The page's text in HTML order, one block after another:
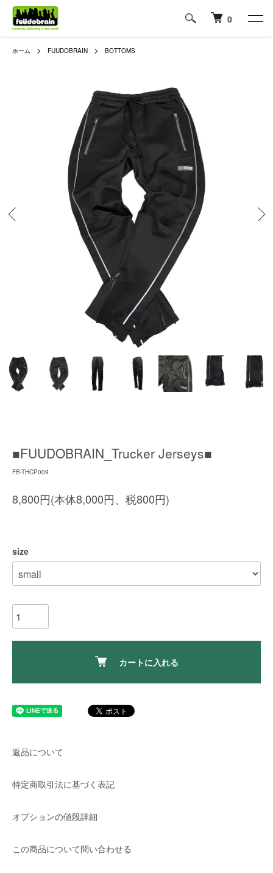
0
ホーム FUUDOBRAIN BOTTOMS
■FUUDOBRAIN_Trucker Jerseys■
FB-THCP009
8,800円(本体8,000円、税800円)
size
カートに入れる
返品について
特定商取引法に基づく表記
オプションの値段詳細
この商品について問い合わせる